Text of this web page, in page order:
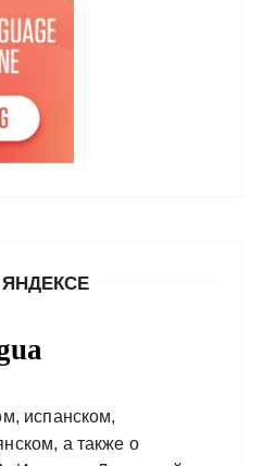
испанском,
а также о